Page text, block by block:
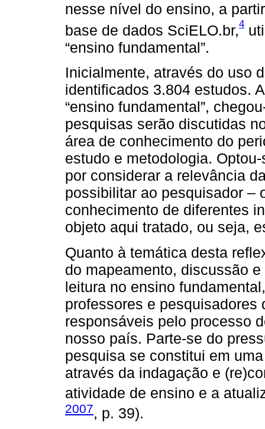
nesse nível do ensino, a
base de dados SciELO.br,4
“ensino fundamental”.
Inicialmente, através do uso
identificados 3.804 estudos.
“ensino fundamental”,
pesquisas serão discutidas
área de conhecimento do
estudo e metodologia.
por considerar a relevância
possibilitar ao pesquisador –
conhecimento de diferentes
objeto aqui tratado, ou seja,
Quanto à temática desta
do mapeamento, discussão
leitura no ensino
professores e
responsáveis pelo processo
nosso país. Parte-se do
pesquisa se constitui em
através da indagação e
atividade de ensino e a
2007, p. 39).